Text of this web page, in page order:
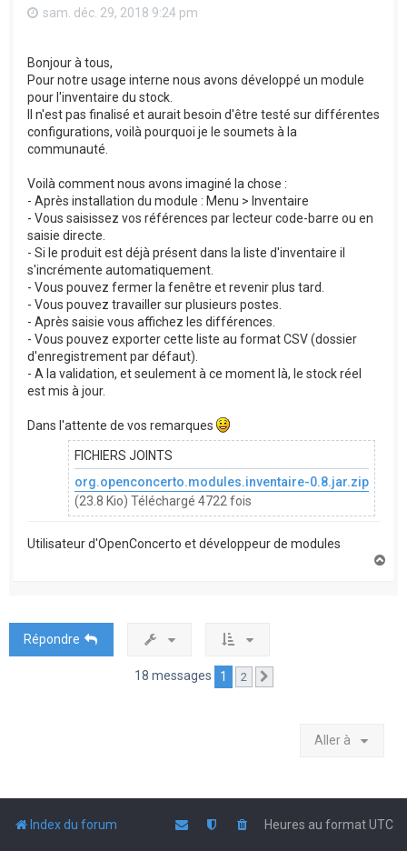
sam. déc. 29, 2018 9:24 pm
Bonjour à tous,
Pour notre usage interne nous avons développé un module
pour l'inventaire du stock.
Il n'est pas finalisé et aurait besoin d'être testé sur différentes
configurations, voilà pourquoi je le soumets à la
communauté.
Voilà comment nous avons imaginé la chose :
- Après installation du module : Menu > Inventaire
- Vous saisissez vos références par lecteur code-barre ou en
saisie directe.
- Si le produit est déjà présent dans la liste d'inventaire il
s'incrémente automatiquement.
- Vous pouvez fermer la fenêtre et revenir plus tard.
- Vous pouvez travailler sur plusieurs postes.
- Après saisie vous affichez les différences.
- Vous pouvez exporter cette liste au format CSV (dossier
d'enregistrement par défaut).
- A la validation, et seulement à ce moment là, le stock réel
est mis à jour.
Dans l'attente de vos remarques
FICHIERS JOINTS
org.openconcerto.modules.inventaire-0.8.jar.zip
(23.8 Kio) Téléchargé 4722 fois
Utilisateur d'OpenConcerto et développeur de modules
Répondre
18 messages 1 2
Aller à
Index du forum Heures au formatUTC